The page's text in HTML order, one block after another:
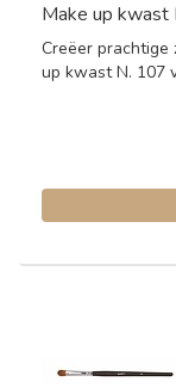
Make up kwast
Creëer prachtige
up kwast N. 107